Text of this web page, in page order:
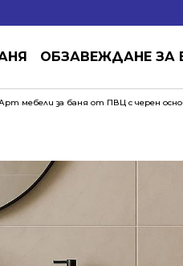
ОБЗАВЕЖДАНЕ ЗА
мебели за баня от ПВЦ с черен